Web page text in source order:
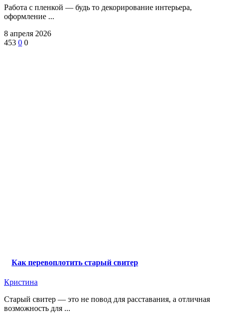
‍Работа с пленкой — будь то декорирование интерьера,
оформление ...
8 апреля 2026
453 0 0
Как перевоплотить старый свитер
Кристина
‎Старый свитер — это не повод для расставания, а отличная
возможность для ...